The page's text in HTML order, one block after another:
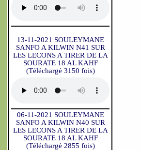
13-11-2021 SOULEYMANE
SANFO A KILWIN N41 SUR
LES LECONS A TIRER DE LA
SOURATE 18 AL KAHF
(Téléchargé 3150 fois)
06-11-2021 SOULEYMANE
SANFO A KILWIN N40 SUR
LES LECONS A TIRER DE LA
SOURATE 18 AL KAHF
(Téléchargé 2855 fois)